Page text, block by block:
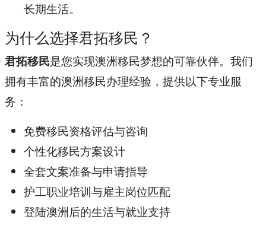
长期生活。
为什么选择君拓移民？
君拓移民是您实现澳洲移民梦想的可靠伙伴。我们
拥有丰富的澳洲移民办理经验，提供以下专业服
务：
免费移民资格评估与咨询
个性化移民方案设计
全套文案准备与申请指导
护工职业培训与雇主岗位匹配
登陆澳洲后的生活与就业支持